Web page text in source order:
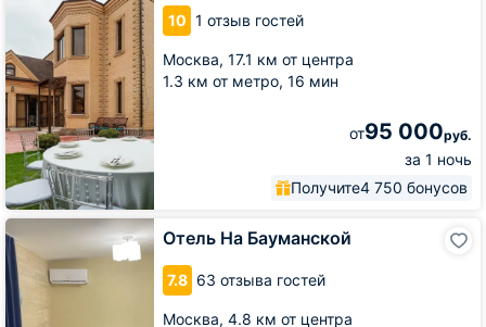
10 1 отзыв гостей
Москва, 17.1 км от центра
1.3 км от метро, 16 мин
от95 000руб.
за 1 ночь
Получите4 750 бонусов
Отель На Бауманской
7.8 63 отзыва гостей
Москва, 4.8 км от центра
Отель
На
Бауманской